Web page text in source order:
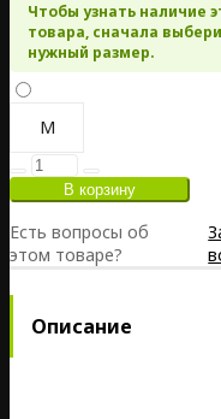
Чтобы узнать наличие
товара, сначала
нужный размер.
M
Есть вопросы об
этом товаре?
Описание